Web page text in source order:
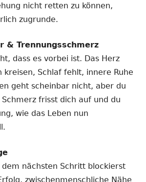
nicht retten zu können,
zugrunde.
& Trennungsschmerz
dass es vorbei ist. Das Herz
kreisen, Schlaf fehlt, innere Ruhe
geht scheinbar nicht, aber du
frisst dich auf und du
wie das Leben nun
nächsten Schritt blockierst
zwischenmenschliche Nähe